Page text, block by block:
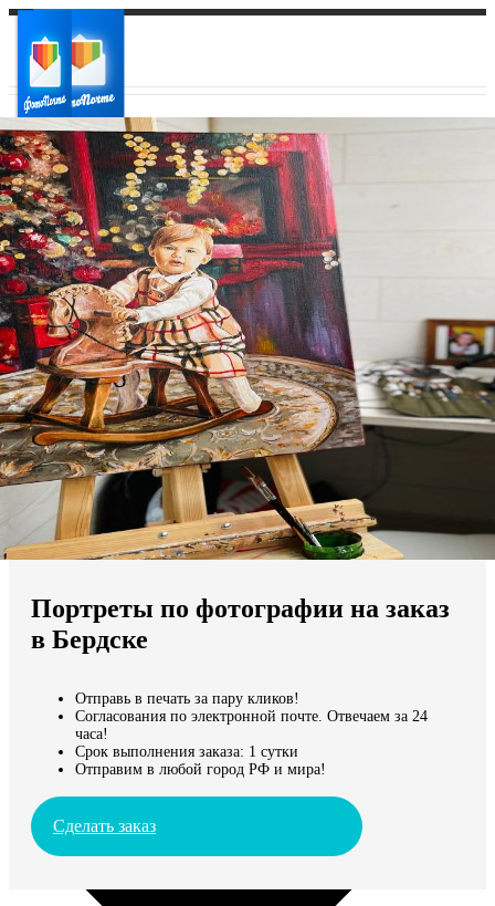
Ваш город:
Ваш регион доставки
Выберите из списка:
Мы доставляем по всему миру
Продолжить без города
Портреты по фотографии на заказ
в Бердске
Отправь в печать за пару кликов!
Согласования по электронной почте. Отвечаем за 24
часа!
Срок выполнения заказа: 1 сутки
Отправим в любой город РФ и мира!
Сделать заказ